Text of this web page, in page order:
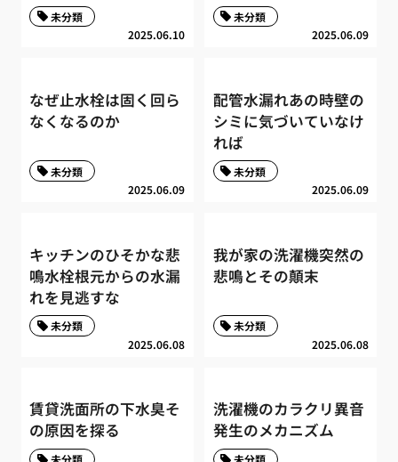
2025.06.10
未分類
2025.06.09
未分類
なぜ止水栓は固く回ら
なくなるのか
2025.06.09
未分類
配管水漏れあの時壁の
シミに気づいていなけ
れば
2025.06.09
未分類
キッチンのひそかな悲
鳴水栓根元からの水漏
れを見逃すな
2025.06.08
未分類
我が家の洗濯機突然の
悲鳴とその顛末
2025.06.08
未分類
賃貸洗面所の下水臭そ
の原因を探る
洗濯機のカラクリ異音
発生のメカニズム